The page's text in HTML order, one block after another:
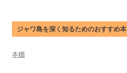
ジャワ島を深く知るためのおすすめ本
本棚